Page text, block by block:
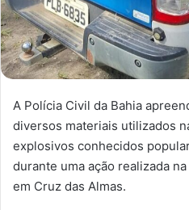
A Polícia Civil da Bahia
diversos materiais utilizados
explosivos conhecidos
durante uma ação realizada
em Cruz das Almas.